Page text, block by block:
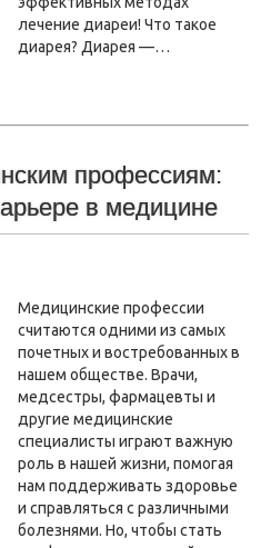
лечение диареи! Что такое
диарея? Диарея —…
профессиям:
в медицине
Медицинские профессии
считаются одними из самых
почетных и востребованных в
нашем обществе. Врачи,
медсестры, фармацевты и
другие медицинские
специалисты играют важную
роль в нашей жизни, помогая
нам поддерживать здоровье
и справляться с различными
болезнями. Но, чтобы стать